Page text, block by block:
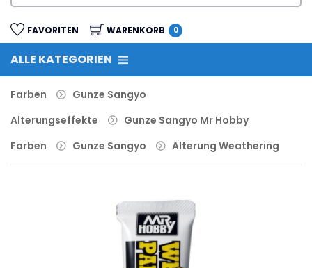
FAVORITEN WARENKORB 0
ALLE KATEGORIEN
Farben
Gunze Sangyo
Alterungseffekte
Gunze Sangyo Mr Hobby
Farben
Gunze Sangyo Alterung Weathering